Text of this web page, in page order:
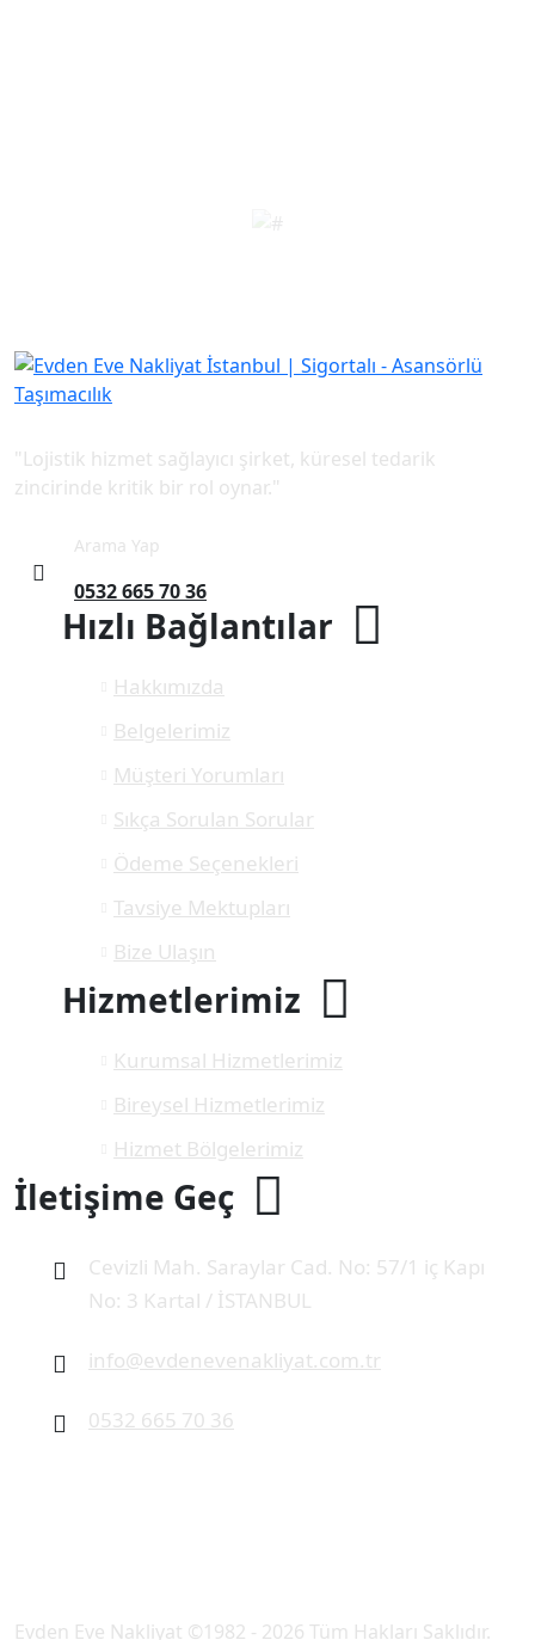
"Lojistik hizmet sağlayıcı şirket, küresel tedarik
zincirinde kritik bir rol oynar."
Arama Yap
0532 665 70 36
Hızlı Bağlantılar
Hakkımızda
Belgelerimiz
Müşteri Yorumları
Sıkça Sorulan Sorular
Ödeme Seçenekleri
Tavsiye Mektupları
Bize Ulaşın
Hizmetlerimiz
Kurumsal Hizmetlerimiz
Bireysel Hizmetlerimiz
Hizmet Bölgelerimiz
İletişime Geç
Cevizli Mah. Saraylar Cad. No: 57/1 iç Kapı
No: 3 Kartal / İSTANBUL
info@evdenevenakliyat.com.tr
0532 665 70 36
Evden Eve Nakliyat ©1982 - 2026 Tüm Hakları Saklıdır.